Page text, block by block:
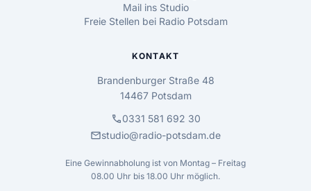
Mail ins Studio
Freie Stellen bei Radio Potsdam
KONTAKT
Brandenburger Straße 48
14467 Potsdam
call0331 581 692 30
mailstudio@radio-potsdam.de
Eine Gewinnabholung ist von Montag – Freitag
08.00 Uhr bis 18.00 Uhr möglich.